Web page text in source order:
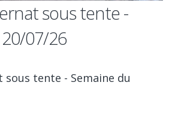
sous tente -
07/26
tente - Semaine du